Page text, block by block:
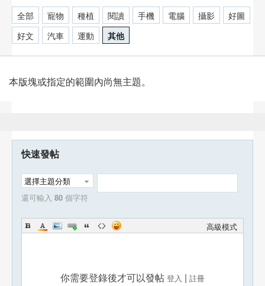
全部 寵物 種植 閱讀 手機 電腦 攝影
好圖
好文
汽車 運動 其他
本版塊或指定的範圍內尚無主題。
快速發帖
選擇主題分類
還可輸入 80 個字符
高級模式
你需要登錄後才可以發帖 登入 | 註冊